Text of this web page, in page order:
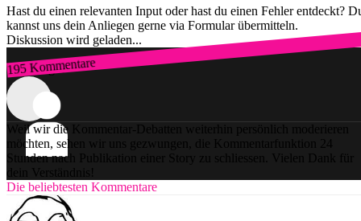
Hast du einen relevanten Input oder hast du einen Fehler entdeckt?
kannst uns dein Anliegen gerne via Formular übermitteln.
Diskussion wird geladen...
195 Kommentare
Zum Login
Weil wir die Kommentar-Debatten weiterhin persönlich moderieren
möchten, sehen wir uns gezwungen, die Kommentarfunktion 24
Stunden nach Publikation einer Story zu schliessen. Vielen Dank für
dein Verständnis!
Die beliebtesten Kommentare